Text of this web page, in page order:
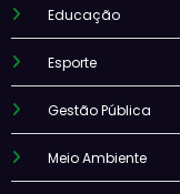
Educação
Esporte
Gestão Pública
Meio Ambiente